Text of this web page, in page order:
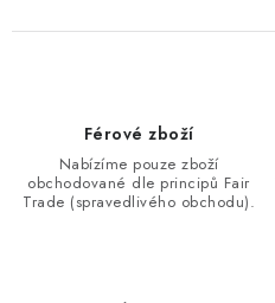
Férové zboží
Nabízíme pouze zboží
obchodované dle principů Fair
Trade (spravedlivého obchodu).